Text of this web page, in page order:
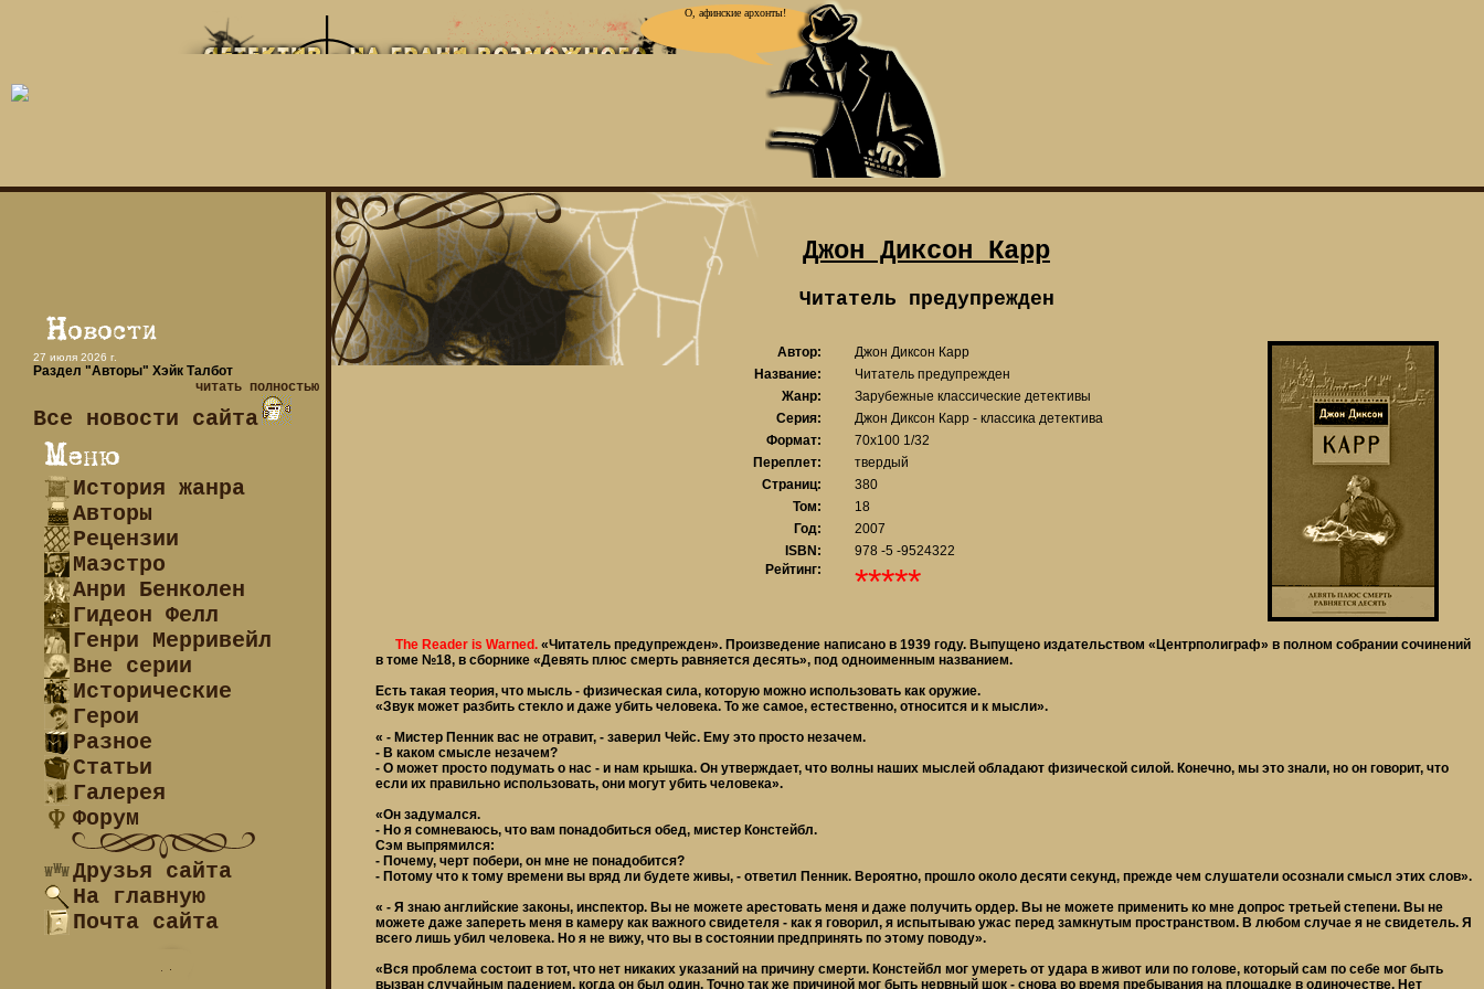
О, афинские архонты!
27 июля 2026 г.
Раздел "Авторы" Хэйк Талбот
читать полностью
Все новости сайта
История жанра
Авторы
Рецензии
Маэстро
Анри Бенколен
Гидеон Фелл
Генри Мерривейл
Вне серии
Исторические
Герои
Разное
Статьи
Галерея
Форум
Друзья сайта
На главную
Почта сайта
Джон Диксон Карр
Читатель предупрежден
Автор:
Джон Диксон Карр
Название:
Читатель предупрежден
Жанр:
Зарубежные классические детективы
Серия:
Джон Диксон Карр - классика детектива
Формат:
70x100 1/32
Переплет:
твердый
Страниц:
380
Том:
18
Год:
2007
ISBN:
978 -5 -9524322
Рейтинг:
*****
The Reader is Warned. «Читатель предупрежден». Произведение написано в 1939 году. Выпущено издательством «Центрполиграф» в полном собрании сочинений
в томе №18, в сборнике «Девять плюс смерть равняется десять», под одноименным названием.
Есть такая теория, что мысль - физическая сила, которую можно использовать как оружие.
«Звук может разбить стекло и даже убить человека. То же самое, естественно, относится и к мысли».
« - Мистер Пенник вас не отравит, - заверил Чейс. Ему это просто незачем.
- В каком смысле незачем?
- О может просто подумать о нас - и нам крышка. Он утверждает, что волны наших мыслей обладают физической силой. Конечно, мы это знали, но он говорит, что
если их правильно использовать, они могут убить человека».
«Он задумался.
- Но я сомневаюсь, что вам понадобиться обед, мистер Констейбл.
Сэм выпрямился:
- Почему, черт побери, он мне не понадобится?
- Потому что к тому времени вы вряд ли будете живы, - ответил Пенник. Вероятно, прошло около десяти секунд, прежде чем слушатели осознали смысл этих слов».
« - Я знаю английские законы, инспектор. Вы не можете арестовать меня и даже получить ордер. Вы не можете применить ко мне допрос третьей степени. Вы не
можете даже запереть меня в камеру как важного свидетеля - как я говорил, я испытываю ужас перед замкнутым пространством. В любом случае я не свидетель. Я
всего лишь убил человека. Но я не вижу, что вы в состоянии предпринять по этому поводу».
«Вся проблема состоит в тот, что нет никаких указаний на причину смерти. Констейбл мог умереть от удара в живот или по голове, который сам по себе мог быть
вызван случайным падением, когда он был один. Точно так же причиной мог быть нервный шок - снова во время пребывания на площадке в одиночестве. Нет